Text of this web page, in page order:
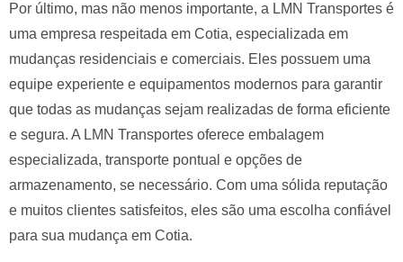
Por último, mas não menos importante, a LMN Transportes é
uma empresa respeitada em Cotia, especializada em
mudanças residenciais e comerciais. Eles possuem uma
equipe experiente e equipamentos modernos para garantir
que todas as mudanças sejam realizadas de forma eficiente
e segura. A LMN Transportes oferece embalagem
especializada, transporte pontual e opções de
armazenamento, se necessário. Com uma sólida reputação
e muitos clientes satisfeitos, eles são uma escolha confiável
para sua mudança em Cotia.